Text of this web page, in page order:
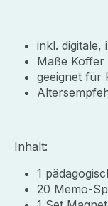
inkl. digitale,
Maße
geeignet für
Inhalt:
1
20 Memo-